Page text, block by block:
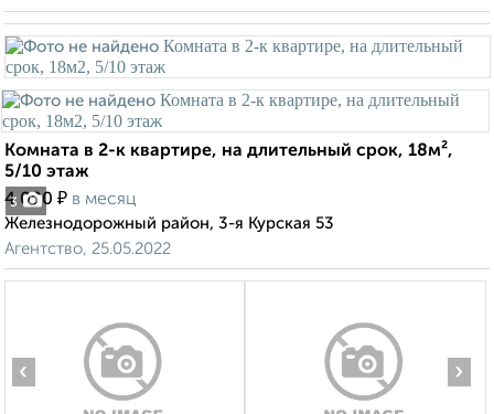
3
Комната в 2-к квартире, на длительный срок, 18м²,
5/10 этаж
4 000 ₽ в месяц
Железнодорожный район, 3-я Курская 53
Агентство, 25.05.2022
‹ ›